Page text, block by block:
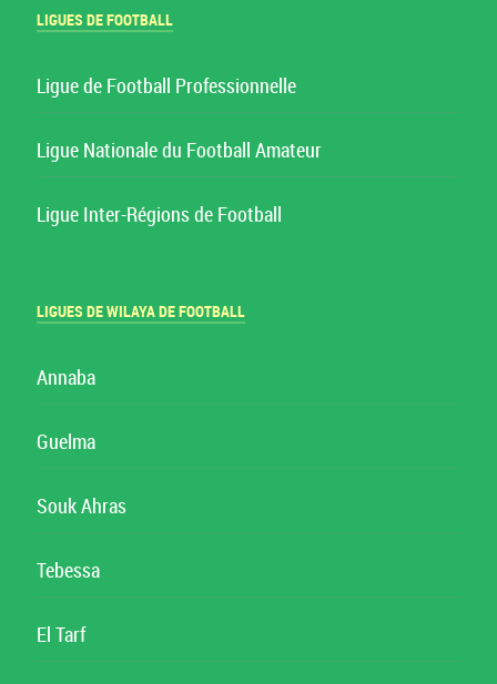
LIGUES DE FOOTBALL
Ligue de Football Professionnelle
Ligue Nationale du Football Amateur
Ligue Inter-Régions de Football
LIGUES DE WILAYA DE FOOTBALL
Annaba
Guelma
Souk Ahras
Tebessa
El Tarf